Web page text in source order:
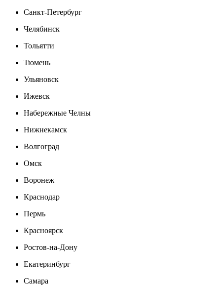
Санкт-Петербург
Челябинск
Тольятти
Тюмень
Ульяновск
Ижевск
Набережные Челны
Нижнекамск
Волгоград
Омск
Воронеж
Краснодар
Пермь
Красноярск
Ростов-на-Дону
Екатеринбург
Самара